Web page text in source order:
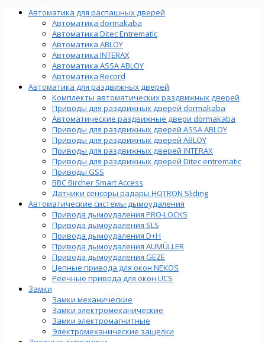
Автоматика для распашных дверей
Автоматика dormakaba
Автоматика Ditec Entrematic
Автоматика ABLOY
Автоматика INTERAX
Автоматика ASSA ABLOY
Автоматика Record
Автоматика для раздвижных дверей
Комплекты автоматических раздвижных дверей
Приводы для раздвижных дверей dormakaba
Автоматические раздвижные двери dormakaba
Приводы для раздвижных дверей ASSA ABLOY
Приводы для раздвижных дверей ABLOY
Приводы для раздвижных дверей INTERAX
Приводы для раздвижных дверей Ditec entrematic
Приводы GSS
BBC Bircher Smart Access
Датчики сенсоры радары HOTRON Sliding
Автоматические системы дымоудаления
Привода дымоудаления PRO-LOCKS
Привода дымоудаления SLS
Привода дымоудаления D+H
Привода дымоудаления AUMÜLLER
Привода дымоудаления GEZE
Цепные привода для окон NEKOS
Реечные привода для окон UСS
Замки
Замки механические
Замки электромеханические
Замки электромагнитные
Электромеханические защелки